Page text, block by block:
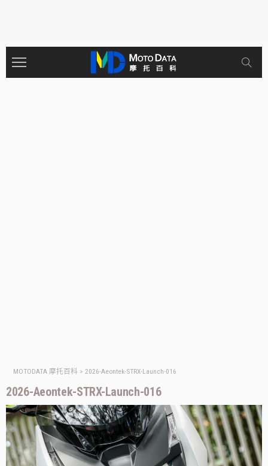
MOTODATA 摩托百科 > 2026-Aeontek-STRX-Launch-016
2026-Aeontek-STRX-Launch-016